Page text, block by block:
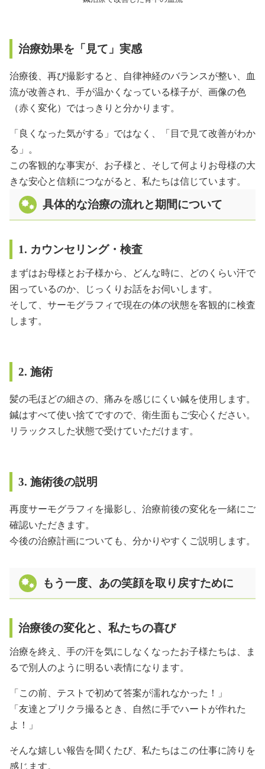
治療効果を「見て」実感
治療後、再び撮影すると、自律神経のバランスが整い、血
流が改善され、手が温かくなっている様子が、画像の色
（赤く変化）ではっきりと分かります。
「良くなった気がする」ではなく、「目で見て改善がわか
る」。
この客観的な事実が、お子様と、そして何よりお母様の大
きな安心と信頼につながると、私たちは信じています。
具体的な治療の流れと期間について
1. カウンセリング・検査
まずはお母様とお子様から、どんな時に、どのくらい汗で
困っているのか、じっくりお話をお伺いします。
そして、サーモグラフィで現在の体の状態を客観的に検査
します。
2. 施術
髪の毛ほどの細さの、痛みを感じにくい鍼を使用します。
鍼はすべて使い捨てですので、衛生面もご安心ください。
リラックスした状態で受けていただけます。
3. 施術後の説明
再度サーモグラフィを撮影し、治療前後の変化を一緒にご
確認いただきます。
今後の治療計画についても、分かりやすくご説明します。
もう一度、あの笑顔を取り戻すために
治療後の変化と、私たちの喜び
治療を終え、手の汗を気にしなくなったお子様たちは、ま
るで別人のように明るい表情になります。
「この前、テストで初めて答案が濡れなかった！」
「友達とプリクラ撮るとき、自然に手でハートが作れた
よ！」
そんな嬉しい報告を聞くたび、私たちはこの仕事に誇りを
感じます。